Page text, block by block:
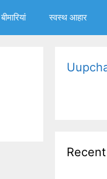
बीमारियां स्‍वस्‍थ आहार